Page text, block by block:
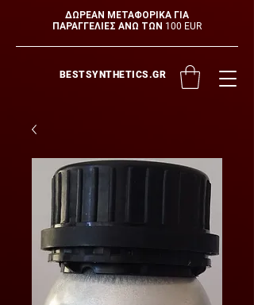
ΔΩΡΕΑΝ ΜΕΤΑΦΟΡΙΚΑ ΓΙΑ
ΠΑΡΑΓΓΕΛΙΕΣ ΑΝΩ ΤΩΝ 100 EUR
BESTSYNTHETICS.GR